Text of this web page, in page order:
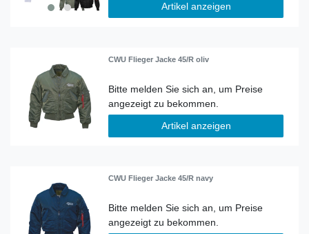
Artikel anzeigen
CWU Flieger Jacke 45/R oliv
Artikel anzeigen
CWU Flieger Jacke 45/R navy